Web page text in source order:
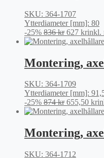
SKU: 364-1707
Ytterdiameter [mm]: 80
-25% 836kr Det
ursprungliga
var:
836 kr.
627 krDet
627
inkl.
Montering,
SKU: 364-1709
Ytterdiameter [mm]:
-25% 874kr Det
ursprungliga
var:
874 kr.
655,50 kr
Montering,
SKU: 364-1712